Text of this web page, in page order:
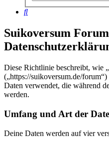
Suche
Suikoversum
Diese Richtlinie beschreibt, wie
(„https://suikoversum.de/
Daten verwendet, die während
werden.
Umfang und Art der
Deine Daten werden auf vier